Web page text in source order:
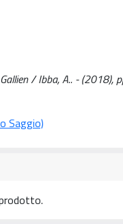
/ Ibba, A.. - (2018),
Saggio)